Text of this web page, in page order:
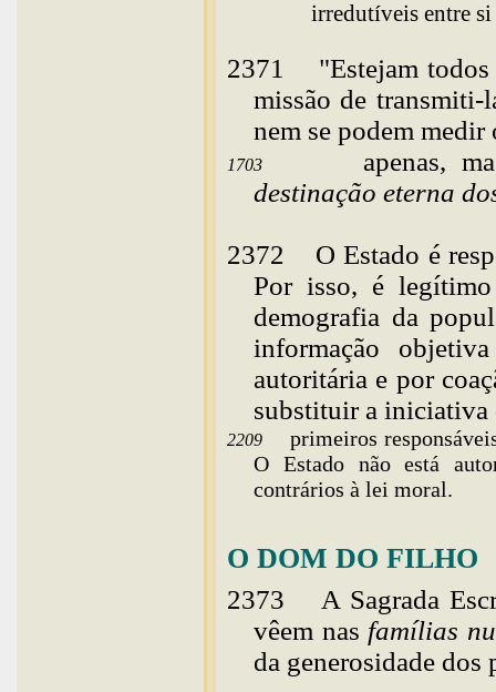
irredutíveis entre si
2371 "Estejam
missão de transmiti-
nem se podem medir
1703 apenas,
destinação eterna
2372 O Estado é
Por isso, é
demografia da
informação
autoritária e por
substituir a iniciativa
2209 primeiros
O Estado não está
contrários à lei moral.
O DOM DO FILHO
2373
A Sagrada
vêem nas famílias
da generosidade dos